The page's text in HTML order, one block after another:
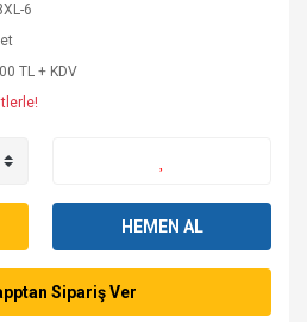
6
TL + KDV
HEMEN AL
Sipariş Ver